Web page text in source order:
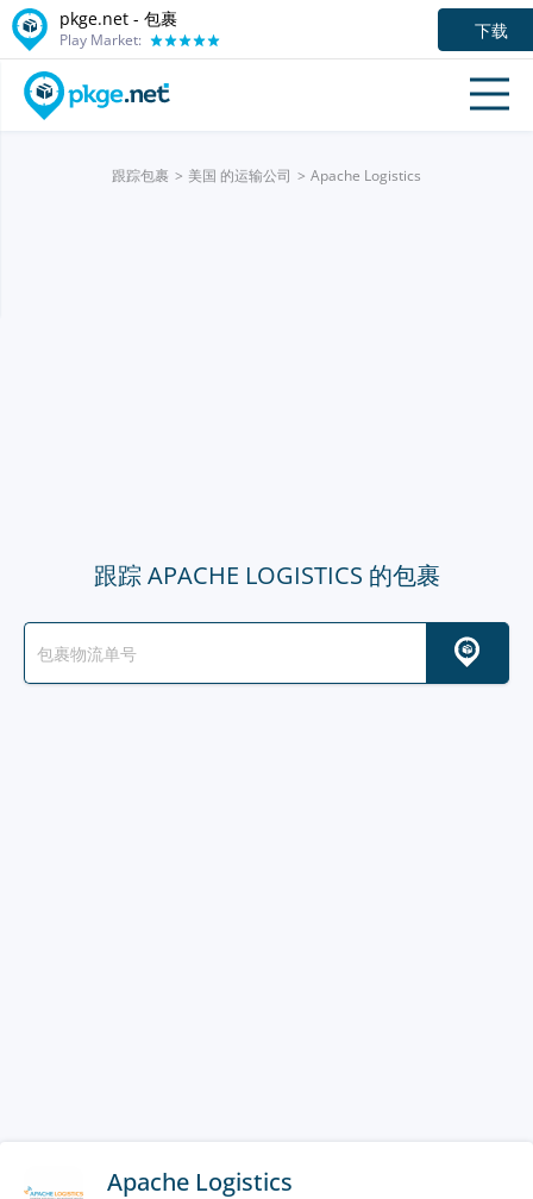
pkge.net - 包裹
Play Market: 下载
跟踪包裹 美国 的运输公司 Apache Logistics
跟踪 APACHE LOGISTICS 的包裹
Apache Logistics